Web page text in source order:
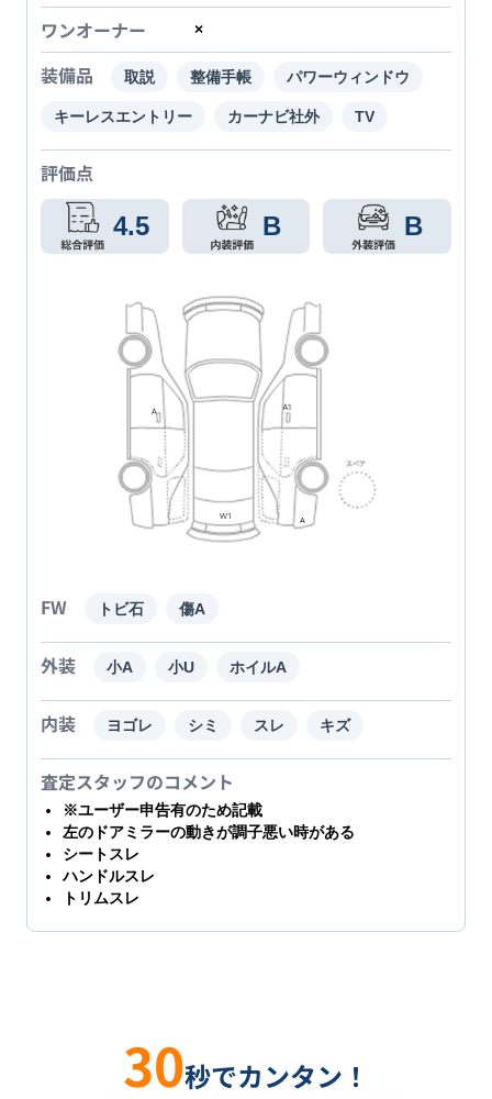
ワンオーナー ×
装備品 取説 整備手帳 パワーウィンドウ
キーレスエントリー カーナビ社外 TV
評価点
4.5 B B
FW トビ石 傷A
外装 小A 小U ホイルA
内装 ヨゴレ シミ スレ キズ
査定スタッフのコメント
※ユーザー申告有のため記載
左のドアミラーの動きが調子悪い時がある
シートスレ
ハンドルスレ
トリムスレ
30秒でカンタン！